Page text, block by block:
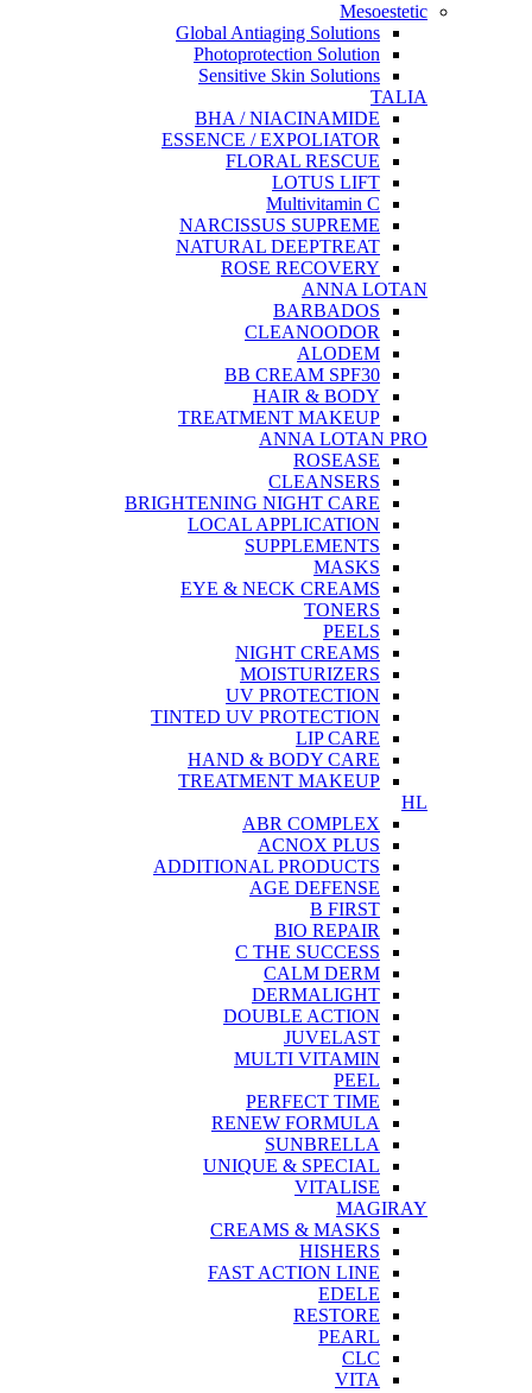
Mesoestetic
Global Antiaging Solutions
Photoprotection Solution
Sensitive Skin Solutions
TALIA
BHA / NIACINAMIDE
ESSENCE / EXPOLIATOR
FLORAL RESCUE
LOTUS LIFT
Multivitamin C
NARCISSUS SUPREME
NATURAL DEEPTREAT
ROSE RECOVERY
ANNA LOTAN
BARBADOS
CLEANOODOR
ALODEM
BB CREAM SPF30
HAIR & BODY
TREATMENT MAKEUP
ANNA LOTAN PRO
ROSEASE
CLEANSERS
BRIGHTENING NIGHT CARE
LOCAL APPLICATION
SUPPLEMENTS
MASKS
EYE & NECK CREAMS
TONERS
PEELS
NIGHT CREAMS
MOISTURIZERS
UV PROTECTION
TINTED UV PROTECTION
LIP CARE
HAND & BODY CARE
TREATMENT MAKEUP
HL
ABR COMPLEX
ACNOX PLUS
ADDITIONAL PRODUCTS
AGE DEFENSE
B FIRST
BIO REPAIR
C THE SUCCESS
CALM DERM
DERMALIGHT
DOUBLE ACTION
JUVELAST
MULTI VITAMIN
PEEL
PERFECT TIME
RENEW FORMULA
SUNBRELLA
UNIQUE & SPECIAL
VITALISE
MAGIRAY
CREAMS & MASKS
HISHERS
FAST ACTION LINE
EDELE
RESTORE
PEARL
CLC
VITA